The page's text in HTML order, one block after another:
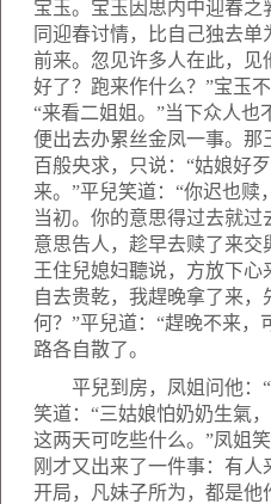
宝玉。宝玉因思内中迎春
同迎春讨情，比自己独去
前来。忽见许多人在此，见
好了？跑来作什么？”宝玉
“来看二姐姐。”当下众人也
便出去办累丝金凤一事。那
百般央求，只说：“姑娘好
来。”平兒笑道：“你迟也
当初。你的意思得过去就
意思告人，趁早去赎了来交
王住兒媳妇聽说，方放下心
自去贵乾，我趕晚拿了来，
何？”平兒道：“趕晚不来，
路各自散了。
平兒到房，凤姐问他：“
笑道：“三姑娘怕奶奶生氣
这两天可吃些什么。”凤姐
刚才又出来了一件事：有人
开局，凡妹子所为，都是他